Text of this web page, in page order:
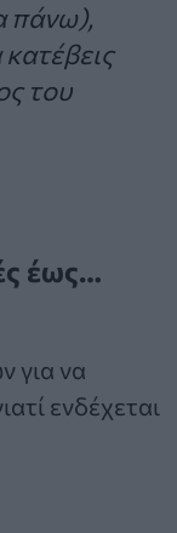
πάνω),
του
έως…
για να
ενδέχεται